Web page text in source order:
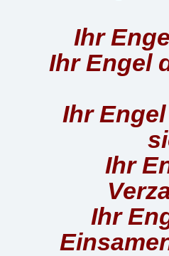
Ihr
Ihr Engel
Ihr
Ihr
Ihr